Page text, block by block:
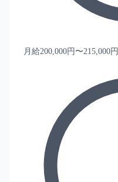
月給200,000円〜215,000円